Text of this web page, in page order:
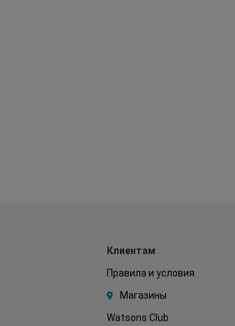
Клиентам
Правила и условия
Магазины
Watsons Club